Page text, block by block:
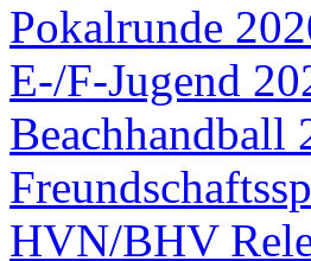
Pokalrunde
E-/F-Jugend
Beachhandball
HVN/BHV